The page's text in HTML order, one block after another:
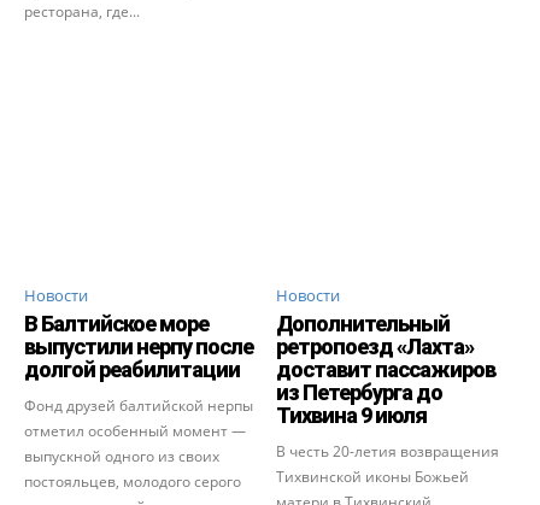
ресторана, где...
Новости
В Балтийское море
выпустили нерпу после
долгой реабилитации
Фонд друзей балтийской нерпы
отметил особенный момент —
выпускной одного из своих
постояльцев, молодого серого
Новости
Дополнительный
ретропоезд «Лахта»
доставит пассажиров
из Петербурга до
Тихвина 9 июля
В честь 20-летия возвращения
Тихвинской иконы Божьей